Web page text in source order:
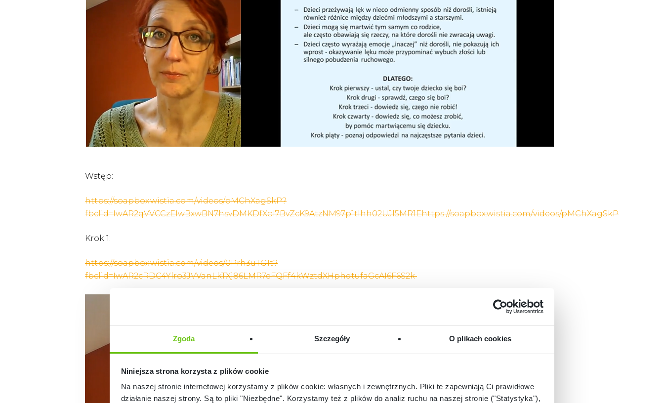
Zgoda Szczegóły O plikach cookies
Niniejsza strona korzysta z plików cookie
Na naszej stronie internetowej korzystamy z plików cookie: własnych i zewnętrznych. Pliki te zapewniają Ci prawidłowe
działanie naszej strony. Są to pliki "Niezbędne". Korzystamy też z plików do analiz ruchu na naszej stronie ("Statystyka"),
Wstęp:
https://soapbox.wistia.com/videos/pMChXagSkP?
fbclid=IwAR2qVVCCzEIwBxwBN7hsvDMKDfXol7BvZcK9AtzNM97p1tlhh02UJl5MR1Ehttps://soapbox.wistia.com/videos/pMChXagSkP
Krok 1:
https://soapbox.wistia.com/videos/0Prh3uTG1t?
fbclid=IwAR2cRDC4Ylro3JVVanLkTXj86LMR7eFQFf4kWztdXHphdtufaGcAI6F6S2k